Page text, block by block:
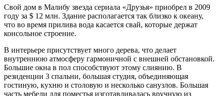
Свой дом в Малибу звезда сериала «Друзья» приобрел в 2009
году за $ 12 млн. Здание располагается так близко к океану,
что во время прилива вода касается свай, которые держат
консольное строение.
В интерьере присутствует много дерева, что делает
внутреннюю атмосферу гармоничной с внешней обстановкой.
Большие окна в пол способствуют этому слиянию. В
резиденции 3 спальни, большая студия, объединяющая
гостиную, кухню и столовую и несколько санузлов. Большая
часть мебели для поместья изготавливалась вручную из